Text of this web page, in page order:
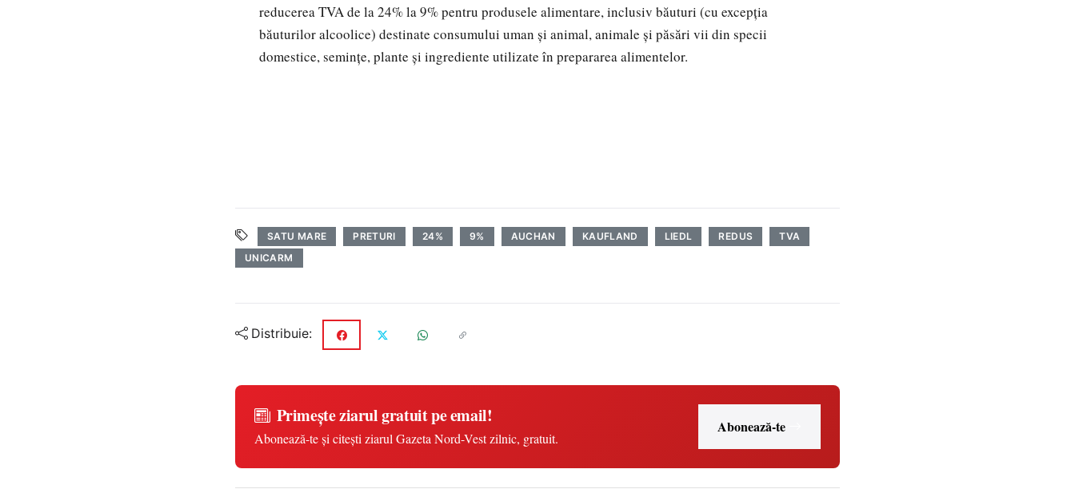
reducerea TVA de la 24% la 9% pentru produsele alimentare, inclusiv băuturi (cu excepţia
băuturilor alcoolice) destinate consumului uman şi animal, animale şi păsări vii din specii
domestice, seminţe, plante şi ingrediente utilizate în prepararea alimentelor.
SATU MARE PRETURI 24% 9% AUCHAN KAUFLAND LIEDL REDUS
TVA
UNICARM
Distribuie:
Primește ziarul gratuit pe email!
Abonează-te și citești ziarul Gazeta Nord-Vest zilnic, gratuit.
Abonează-te